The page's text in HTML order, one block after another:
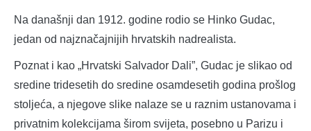
Na današnji dan 1912. godine rodio se Hinko Gudac,
jedan od najznačajnijih hrvatskih nadrealista.
Poznat i kao „Hrvatski Salvador Dali”, Gudac je slikao od
sredine tridesetih do sredine osamdesetih godina prošlog
stoljeća, a njegove slike nalaze se u raznim ustanovama i
privatnim kolekcijama širom svijeta, posebno u Parizu i